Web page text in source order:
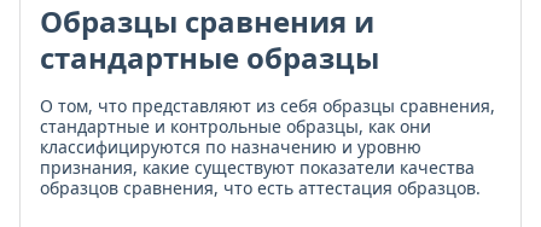
Образцы сравнения и
стандартные образцы
О том, что представляют из себя образцы сравнения,
стандартные и контрольные образцы, как они
классифицируются по назначению и уровню
признания, какие существуют показатели качества
образцов сравнения, что есть аттестация образцов.